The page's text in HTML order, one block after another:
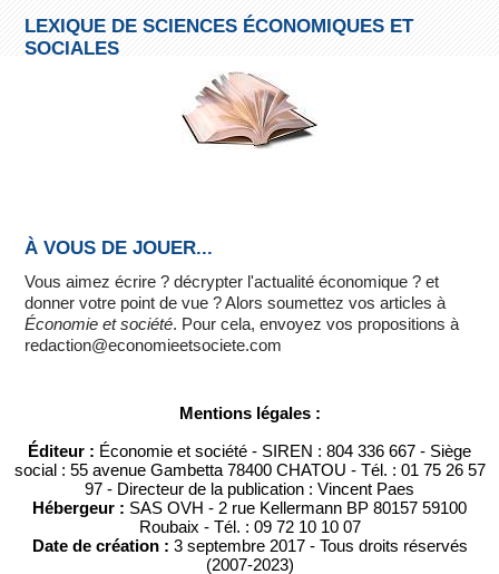
LEXIQUE DE SCIENCES ÉCONOMIQUES ET
SOCIALES
À VOUS DE JOUER...
Vous aimez écrire ? décrypter l'actualité économique ? et
donner votre point de vue ? Alors soumettez vos articles à
Économie et société. Pour cela, envoyez vos propositions à
redaction@economieetsociete.com
Mentions légales :
Éditeur : Économie et société - SIREN : 804 336 667 - Siège
social : 55 avenue Gambetta 78400 CHATOU - Tél. : 01 75 26 57
97 - Directeur de la publication : Vincent Paes
Hébergeur : SAS OVH - 2 rue Kellermann BP 80157 59100
Roubaix - Tél. : 09 72 10 10 07
Date de création : 3 septembre 2017 - Tous droits réservés
(2007-2023)